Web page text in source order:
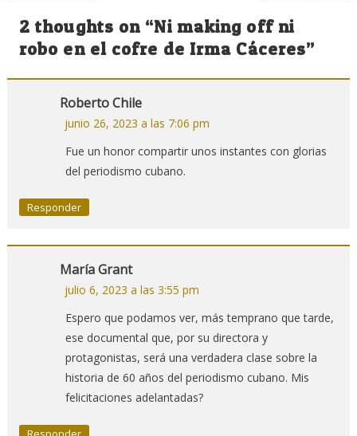
de
entradas
2 thoughts on “Ni making off ni
robo en el cofre de Irma Cáceres”
Roberto Chile
junio 26, 2023 a las 7:06 pm
Fue un honor compartir unos instantes con glorias
del periodismo cubano.
Responder
María Grant
julio 6, 2023 a las 3:55 pm
Espero que podamos ver, más temprano que tarde,
ese documental que, por su directora y
protagonistas, será una verdadera clase sobre la
historia de 60 años del periodismo cubano. Mis
felicitaciones adelantadas?